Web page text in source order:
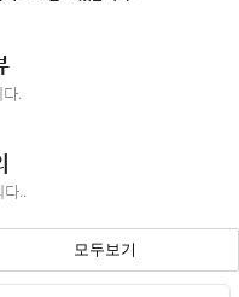
.
다..
모두보기